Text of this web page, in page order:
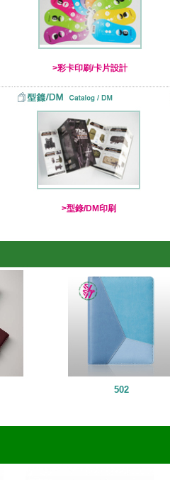
>彩卡印刷/卡片設計
>型錄/DM印刷
502